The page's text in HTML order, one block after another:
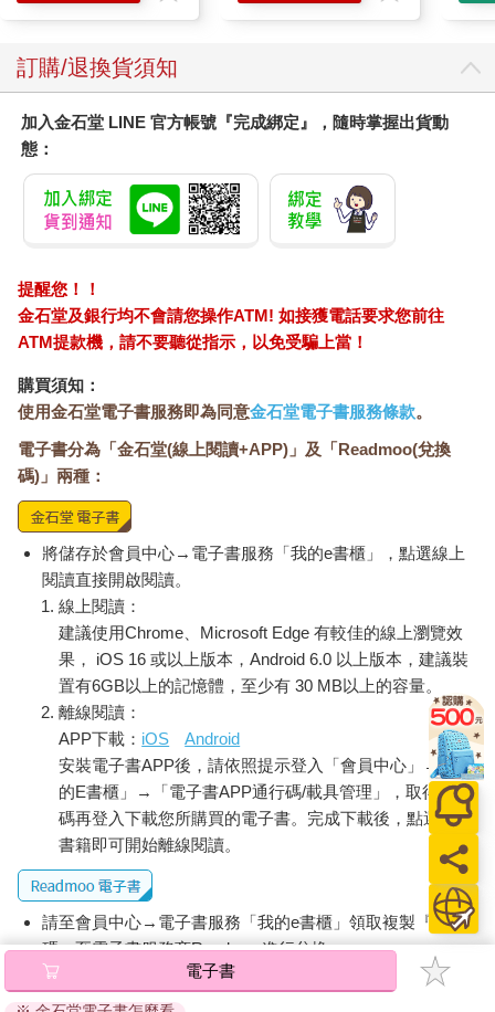
臉部肌膚護理乳霜,素
訂購/退換貨須知
加入金石堂 LINE 官方帳號『完成綁定』，隨時掌握出貨動
態：
提醒您！！
金石堂及銀行均不會請您操作ATM! 如接獲電話要求您前往
ATM提款機，請不要聽從指示，以免受騙上當！
購買須知：
使用金石堂電子書服務即為同意金石堂電子書服務條款。
電子書分為「金石堂(線上閱讀+APP)」及「Readmoo(兌換
碼)」兩種：
將儲存於會員中心→電子書服務「我的e書櫃」，點選線上
閱讀直接開啟閱讀。
線上閱讀：
建議使用Chrome、Microsoft Edge 有較佳的線上瀏覽效
果， iOS 16 或以上版本，Android 6.0 以上版本，建議裝
置有6GB以上的記憶體，至少有 30 MB以上的容量。
離線閱讀：
APP下載： iOS
Android
安裝電子書APP後，請依照提示登入「會員中心」→「我
的E書櫃」→「電子書APP通行碼/載具管理」，取得通行
碼再登入下載您所購買的電子書。完成下載後，點選任一
書籍即可開始離線閱讀。
請至會員中心→電子書服務「我的e書櫃」領取複製『兌換
碼』至電子書服務商Readmoo進行兌換。
退換貨須知：
電子書